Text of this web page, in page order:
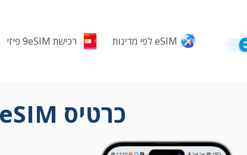
eSIM לפי מדינות רכישת 9eSIM פיזי
כרטיס eSIM פיזי - 9eSIM